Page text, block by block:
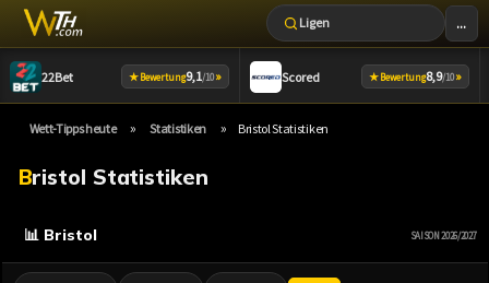
Zum
Inhalt
springen
Ligen ...
22Bet ★Bewertung9,1/10» Scored ★Bewertung8,9/10»
Wett-Tipps heute » Statistiken » Bristol Statistiken
Bristol Statistiken
📊 Bristol SAISON 2026/2027